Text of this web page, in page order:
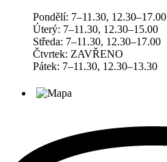
Pondělí: 7–11.30, 12.30–17.00
Úterý: 7–11.30, 12.30–15.00
Středa: 7–11.30, 12.30–17.00
Čtvrtek: ZAVŘENO
Pátek: 7–11.30, 12.30–13.30